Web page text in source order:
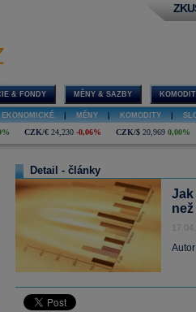
& FONDY MĚNY & SAZBY
EKONOMICKÉ MĚNY KOMODITY
CZK/€ 24,230 -0,06% CZK/$ 20,969 0,00%
Detail - články
Jak